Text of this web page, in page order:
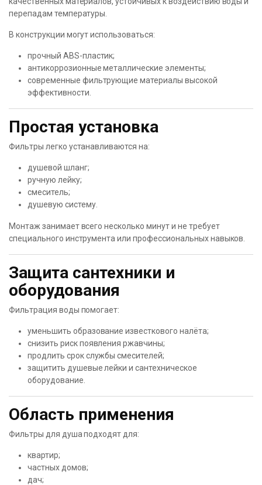
перепадам температуры.
В конструкции могут использоваться:
прочный ABS-пластик;
антикоррозионные металлические элементы;
современные фильтрующие материалы высокой
эффективности.
Простая установка
Фильтры легко устанавливаются на:
душевой шланг;
ручную лейку;
смеситель;
душевую систему.
Монтаж занимает всего несколько минут и не требует
специального инструмента или профессиональных навыков.
Защита сантехники и
оборудования
Фильтрация воды помогает:
уменьшить образование известкового налёта;
снизить риск появления ржавчины;
продлить срок службы смесителей;
защитить душевые лейки и сантехническое
оборудование.
Область применения
Фильтры для душа подходят для:
квартир;
частных домов;
дач;